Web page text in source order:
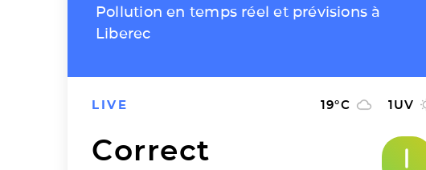
Pollution en temps réel et prévisions à
Liberec
LIVE 19°C 1UV
Correct